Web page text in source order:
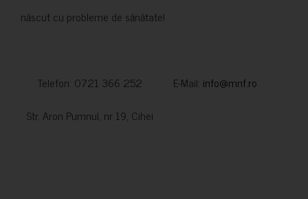
născut cu probleme de sănătate!
Telefon: 0721 366 252 E-Mail: info@mnf.ro
Str. Aron Pumnul, nr 19, Cihei